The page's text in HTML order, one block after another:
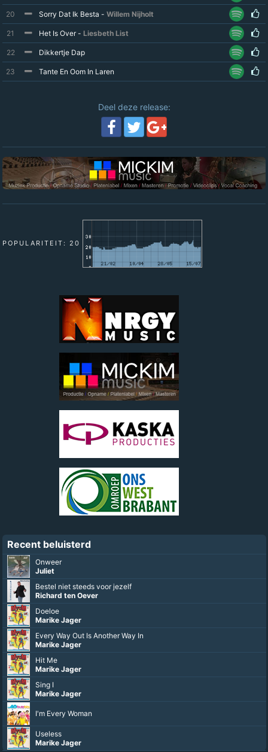
20 Sorry Dat Ik Besta - Willem Nijholt
21 Het Is Over - Liesbeth List
22 Dikkertje Dap
23 Tante En Oom In Laren
Deel deze release:
POPULARITEIT: 20
Recent beluisterd
Onweer
Juliet
Bestel niet steeds voor jezelf
Richard ten Oever
Doeloe
Marike Jager
Every Way Out Is Another Way In
Marike Jager
Hit Me
Marike Jager
Sing I
Marike Jager
I'm Every Woman
Useless
Marike Jager